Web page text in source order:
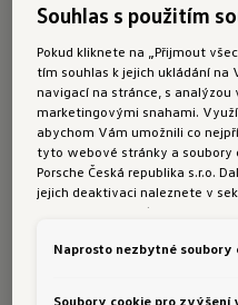
ID.3 zaujme svým
designemasportovní
a krátké přesahy
měl nejenom
vynikající
ideální při jízdě a
Souhlas s použitím
Pokud kliknete na „Přijmout
tím souhlas k jejich ukládání na
navigací na stránce, s
marketingovými snahami.
abychom Vám umožnili co
tyto webové stránky a soubory
Porsche Česká republika s.r.o.
jejich deaktivaci naleznete v
části této stránky).
Naprosto nezbytné soubory
Soubory cookie pro zvýšení